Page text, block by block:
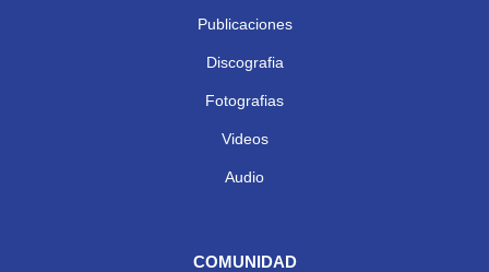
Publicaciones
Discografia
Fotografias
Videos
Audio
COMUNIDAD